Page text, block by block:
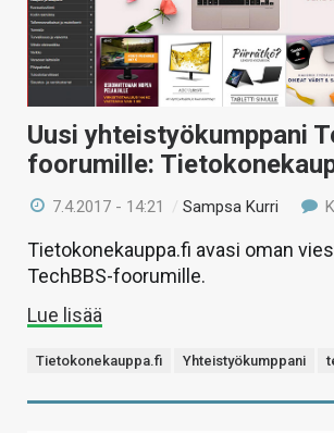
Uusi yhteistyökumppani
foorumille:
7.4.2017 - 14:21 /Sampsa Kurri
Tietokonekauppa.fi avasi oman
TechBBS-foorumille.
Lue lisää
Tietokonekauppa.fi Yhteistyökumppani